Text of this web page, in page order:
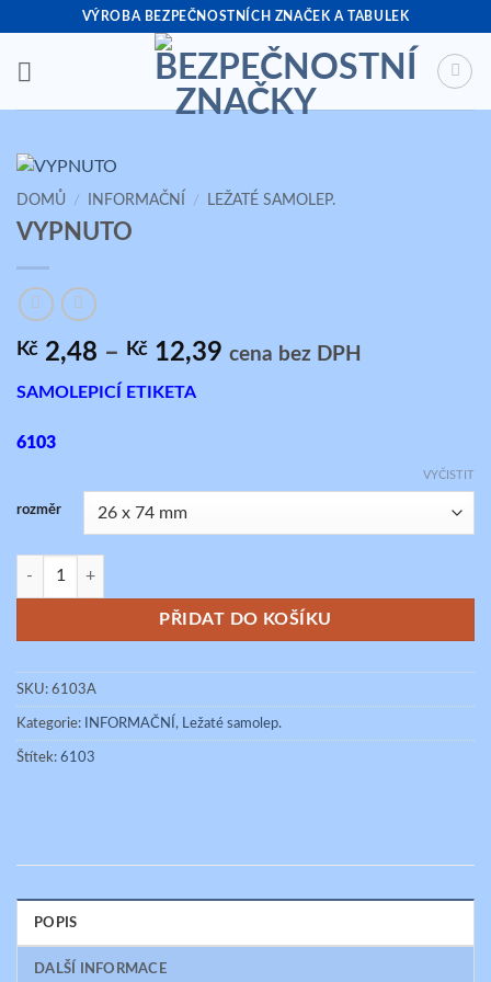
obsah
VÝROBA BEZPEČNOSTNÍCH ZNAČEK A TABULEK
DOMŮ / INFORMAČNÍ / LEŽATÉ SAMOLEP.
VYPNUTO
Kč 2,48 – Kč 12,39 Rozpětí
cena bez DPH
SAMOLEPICÍ ETIKETA
6103
rozměr
VYČISTIT
VYPNUTO množství
PŘIDAT DO KOŠÍKU
SKU: 6103A
Kategorie: INFORMAČNÍ , Ležaté samolep.
Štítek: 6103
POPIS
DALŠÍ INFORMACE